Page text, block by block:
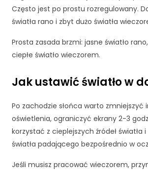
Często jest po prostu rozregulowany.
światła rano i zbyt dużo światła
Prosta zasada brzmi: jasne światło
ciepłe światło wieczorem.
Jak ustawić światło w
Po zachodzie słońca warto zmniejszyć
oświetlenia, ograniczyć ekrany 2-3
korzystać z cieplejszych źródeł
światła padającego bezpośrednio w
Jeśli musisz pracować wieczorem,
z
st
o
n
in
t
r
n
e